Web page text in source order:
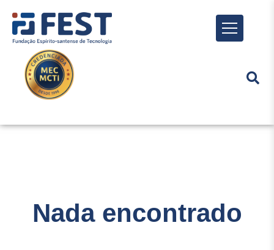
Menu
Nada encontrado